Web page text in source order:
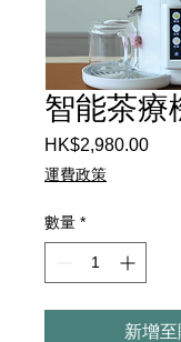
智能茶療
HK$2,980.00價
運費政策
數量 *
新增